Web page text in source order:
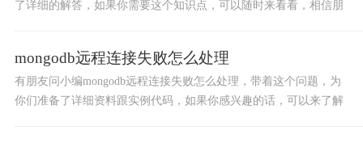
了详细的解答，如果你需要这个知识点，可以随时来看看，相信朋
mongodb远程连接失败怎么处理
有朋友问小编mongodb远程连接失败怎么处理，带着这个问题，为
你们准备了详细资料跟实例代码，如果你感兴趣的话，可以来了解